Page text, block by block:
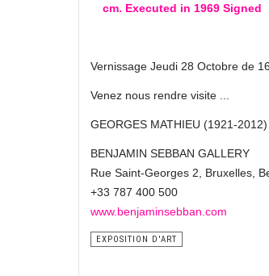
Vernissage Jeudi 28 Octobre de
Venez nous rendre visite ...
GEORGES MATHIEU (1921-
BENJAMIN SEBBAN GALLERY
Rue Saint-Georges 2, Bruxelles,
+33 787 400 500
www.benjaminsebban.com
EXPOSITION D'ART